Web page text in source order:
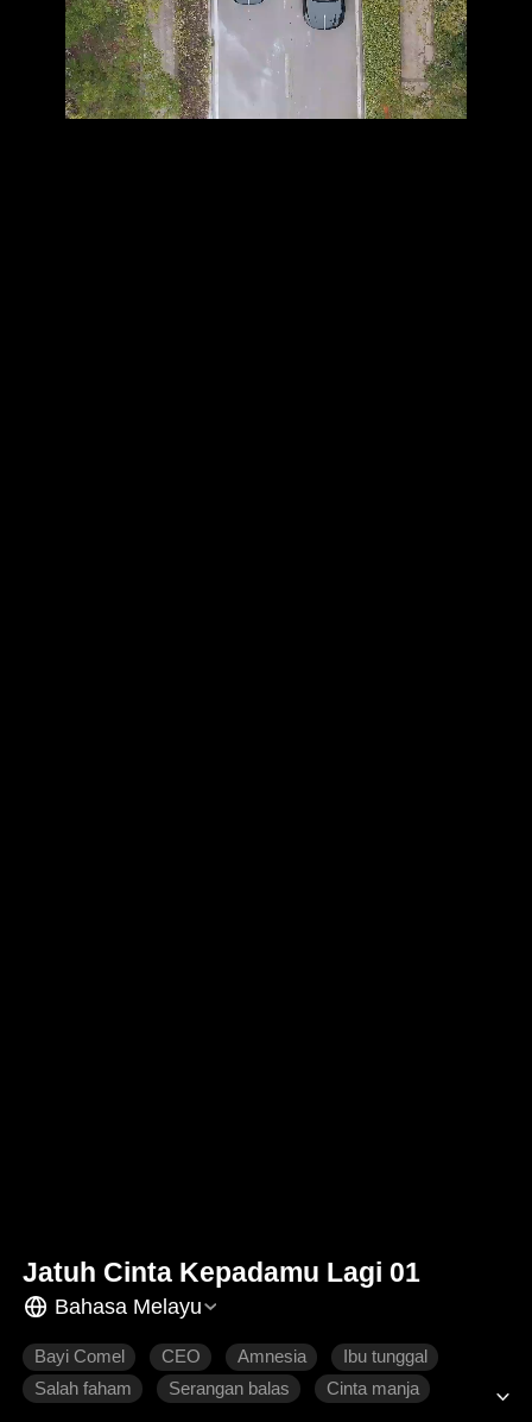
Jatuh Cinta Kepadamu Lagi 01
Bahasa Melayu
Bayi Comel CEO Amnesia
Ibu tunggal
Salah faham
Serangan balas Cinta manja